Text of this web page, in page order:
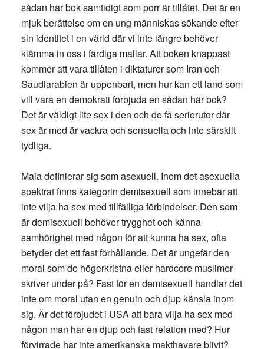
sådan här bok samtidigt som porr är tillåtet. Det är en
mjuk berättelse om en ung människas sökande efter
sin identitet i en värld där vi inte längre behöver
klämma in oss i färdiga mallar. Att boken knappast
kommer att vara tillåten i diktaturer som Iran och
Saudiarabien är uppenbart, men hur kan ett land som
vill vara en demokrati förbjuda en sådan här bok?
Det är väldigt lite sex i den och de få serierutor där
sex är med är vackra och sensuella och inte särskilt
tydliga.
Maia definierar sig som asexuell. Inom det asexuella
spektrat finns kategorin demisexuell som innebär att
inte vilja ha sex med tillfälliga förbindelser. Den som
är demisexuell behöver trygghet och känna
samhörighet med någon för att kunna ha sex, ofta
betyder det ett fast förhållande. Det är ungefär den
moral som de högerkristna eller hardcore muslimer
skriver under på? Fast för en demisexuell handlar det
inte om moral utan en genuin och djup känsla inom
sig. Är det förbjudet i USA att bara vilja ha sex med
någon man har en djup och fast relation med? Hur
förvirrade har inte amerikanska makthavare blivit?